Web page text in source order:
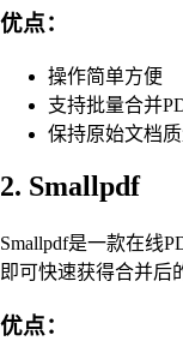
优点：
操作简单方便
支持批量合并
保持原始文档
2. Smallpdf
Smallpdf是一款在线
即可快速获得合并后
优点：